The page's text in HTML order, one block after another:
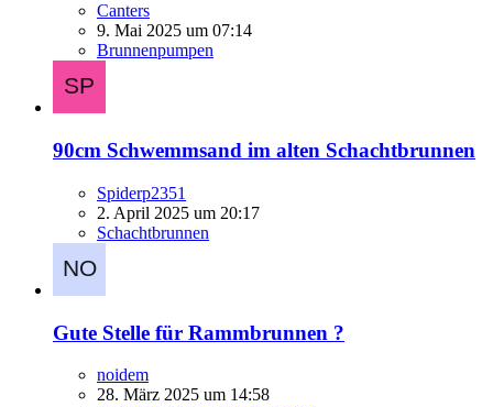
Canters
9. Mai 2025 um 07:14
Brunnenpumpen
90cm Schwemmsand im alten Schachtbrunnen
Spiderp2351
2. April 2025 um 20:17
Schachtbrunnen
Gute Stelle für Rammbrunnen ?
noidem
28. März 2025 um 14:58